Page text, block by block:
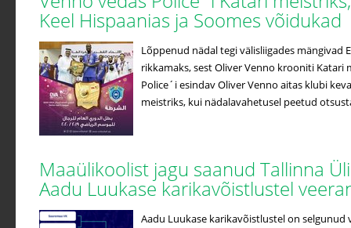
Keel Hispaanias ja Soomes võidukad
Lõppenud nädal tegi välisliigades
rikkamaks, sest Oliver Venno krooniti Katari
Police´i esindav Oliver Venno aitas klubi
meistriks, kui nädalavahetusel peetud
Maaülikoolist jagu saanud Tallinna
Aadu Luukase karikavõistlustel
Aadu Luukase karikavõistlustel on